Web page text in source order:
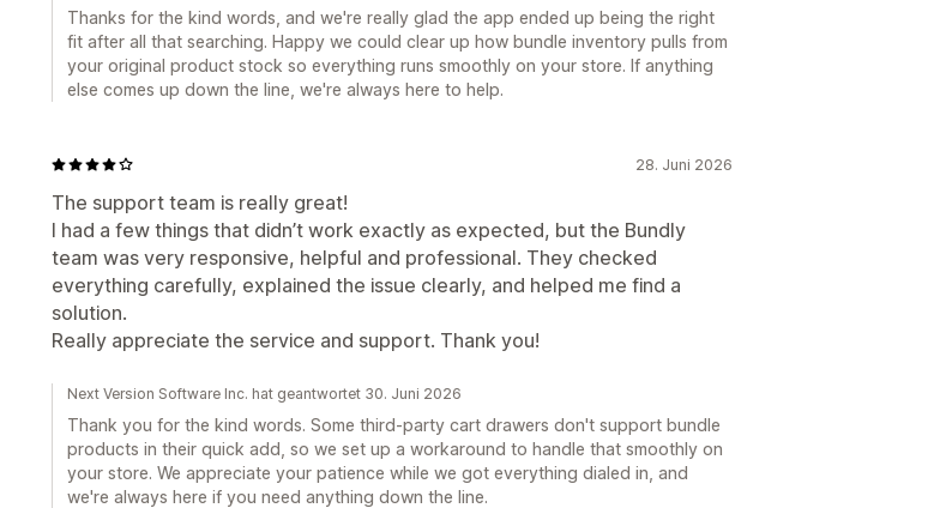
Thanks for the kind words, and we're really glad the app ended up being the right
fit after all that searching. Happy we could clear up how bundle inventory pulls from
your original product stock so everything runs smoothly on your store. If anything
else comes up down the line, we're always here to help.
28. Juni 2026
The support team is really great!
I had a few things that didn’t work exactly as expected, but the Bundly
team was very responsive, helpful and professional. They checked
everything carefully, explained the issue clearly, and helped me find a
solution.
Really appreciate the service and support. Thank you!
Next Version Software Inc. hat geantwortet 30. Juni 2026
Thank you for the kind words. Some third-party cart drawers don't support bundle
products in their quick add, so we set up a workaround to handle that smoothly on
your store. We appreciate your patience while we got everything dialed in, and
we're always here if you need anything down the line.